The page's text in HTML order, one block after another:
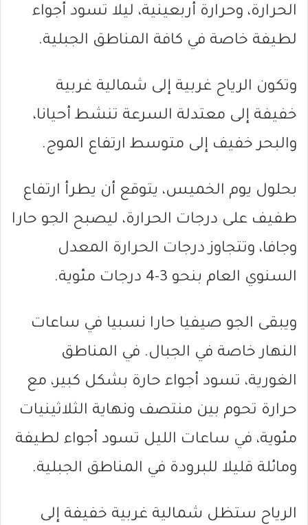
الحرارة، وحرارة أربعينية، ليلا تسود أجواء
لطيفة خاصة في كافة المناطق الجبلية.
وتكون الرياح غربية إلى شمالية غربية
خفيفة إلى معتدلة السرعة تنشط أحيانا،
والبحر خفيف إلى متوسط ارتفاع الموج.
بحلول يوم الخميس، يتوقع أن يطرأ ارتفاع
طفيف على درجات الحرارة، ليصبح الجو حارا
وجافا، وتتجاوز درجات الحرارة المعدل
السنوي العام بنحو 3-4 درجات مئوية.
ويبقى الجو صيفيا حارا نسبيا في ساعات
النهار خاصة في الجبال. في المناطق
الغورية، تسود أجواء حارة بشكل كبير، مع
حرارة تحوم بين منتصف ونهاية الثلاثينيات
مئوية، في ساعات الليل تسود أجواء لطيفة
ومائلة قليلا للبرودة في المناطق الجبلية.
الرياح ستظل شمالية غربية خفيفة إلى